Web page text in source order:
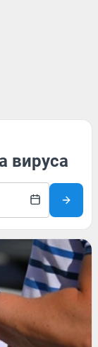
вируса